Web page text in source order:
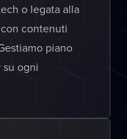
o legata alla
contenuti
piano
ogni